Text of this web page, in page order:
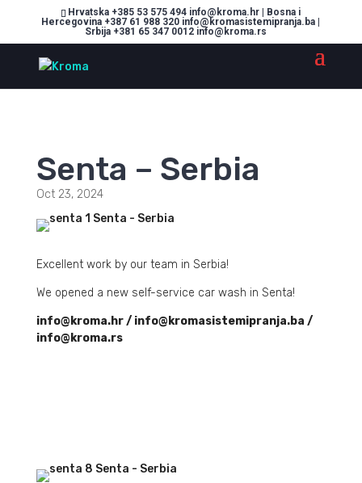
Hrvatska +385 53 575 494 info@kroma.hr | Bosna i
Hercegovina +387 61 988 320 info@kromasistemipranja.ba |
Srbija +381 65 347 0012 info@kroma.rs
Senta – Serbia
Oct 23, 2024
Excellent work by our team in Serbia!
We opened a new self-service car wash in Senta!
info@kroma.hr / info@kromasistemipranja.ba /
info@kroma.rs